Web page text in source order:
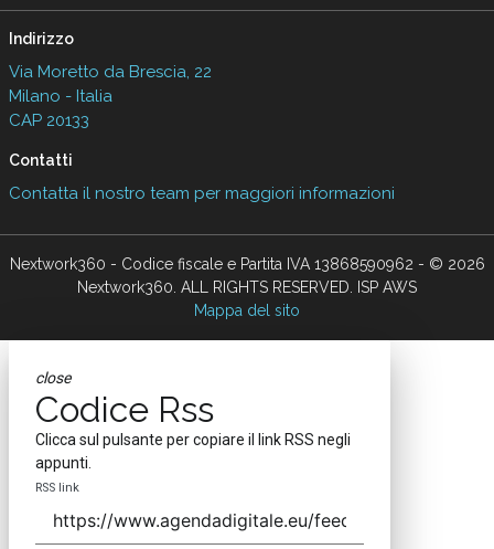
Indirizzo
Via Moretto da Brescia, 22
Milano - Italia
CAP 20133
Contatti
Contatta il nostro team per maggiori informazioni
Nextwork360 - Codice fiscale e Partita IVA 13868590962 - © 2026
Nextwork360. ALL RIGHTS RESERVED. ISP AWS
Mappa del sito
close
Codice Rss
Clicca sul pulsante per copiare il link RSS negli
appunti.
RSS link